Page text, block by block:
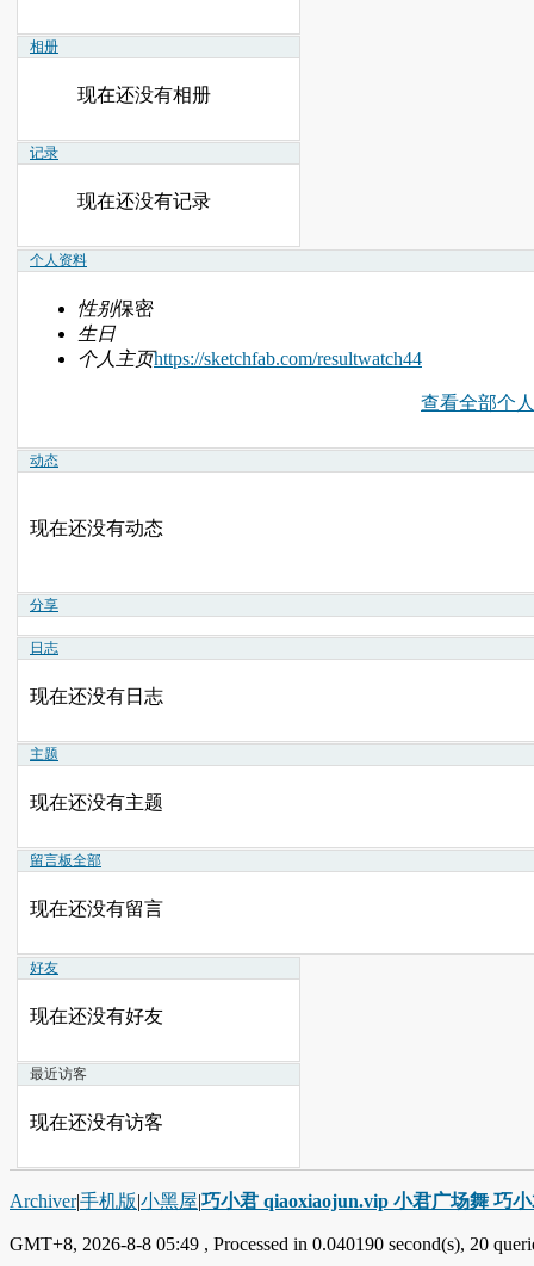
相册
现在还没有相册
记录
现在还没有记录
个人资料
性别保密
生日
个人主页https://sketchfab.com/resultwatch44
查看全部个
动态
现在还没有动态
分享
日志
现在还没有日志
主题
现在还没有主题
留言板全部
现在还没有留言
好友
现在还没有好友
最近访客
现在还没有访客
Archiver|手机版|小黑屋|巧小君 qiaoxiaojun.vip 小君广场舞 巧
GMT+8, 2026-8-8 05:49 , Processed in 0.040190 second(s), 20